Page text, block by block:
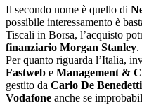
Il secondo nome è quello di
possibile interessamento è
Tiscali in Borsa, l’acquisto
finanziario Morgan Stanley.
Per quanto riguarda l’Italia,
Fastweb e Management &
gestito da Carlo De Benedetti
Vodafone anche se